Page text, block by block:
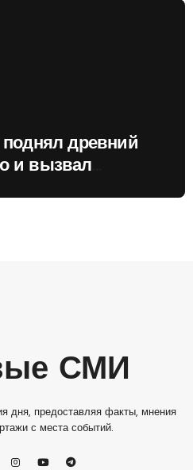
древний
и вызвал
СМИ
дня, предоставляя факты, мнения
с места событий.